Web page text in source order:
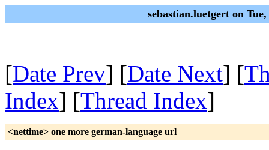
sebastian.luetgert on
[Date Prev] [Date Next] [
Index] [Thread Index]
<nettime> one more german-language url